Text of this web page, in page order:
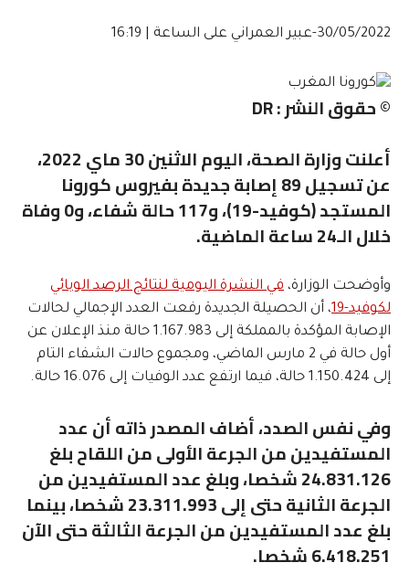
30/05/2022-عبير العمراني على الساعة | 16:19
© حقوق النشر : DR
أعلنت وزارة الصحة، اليوم الاثنين 30 ماي 2022،
عن تسجيل 89 إصابة جديدة بفيروس كورونا
المستجد (كوفيد-19)، و117 حالة شفاء، و0 وفاة
خلال الـ24 ساعة الماضية.
وأوضحت الوزارة، في النشرة اليومية لنتائج الرصد الوبائي
لكوفيد-19
، أن الحصيلة الجديدة رفعت العدد الإجمالي لحالات
الإصابة المؤكدة بالمملكة إلى 1.167.983 حالة منذ الإعلان عن
أول حالة في 2 مارس الماضي، ومجموع حالات الشفاء التام
إلى 1.150.424 حالة، فيما ارتفع عدد الوفيات إلى 16.076 حالة.
وفي نفس الصدد، أضاف المصدر ذاته أن عدد
المستفيدين من الجرعة الأولى من اللقاح بلغ
24.831.126 شخصا، وبلغ عدد المستفيدين من
الجرعة الثانية حتى إلى 23.311.993 شخصا، بينما
بلغ عدد المستفيدين من الجرعة الثالثة حتى الآن
6.418.251 شخصا.